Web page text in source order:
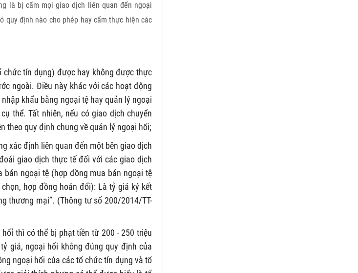
là bị cấm mọi giao dịch liên quan đến ngoại
quy định nào cho phép hay cấm thực hiện các
chức tín dụng) được hay không được thực
ngoài. Điều này khác với các hoạt động
khẩu bằng ngoại tệ hay quản lý ngoại
thể. Tất nhiên, nếu có giao dịch chuyển
theo quy định chung về quản lý ngoại hối;
xác định liên quan đến một bên giao dịch
giao dịch thực tế đối với các giao dịch
bán ngoại tệ (hợp đồng mua bán ngoại tệ
hợp đồng hoán đổi): Là tỷ giá ký kết
thương mại”. (Thông tư số 200/2014/TT-
thì có thể bị phạt tiền từ 200 - 250 triệu
giá, ngoại hối không đúng quy định của
ngoại hối của các tổ chức tín dụng và tổ